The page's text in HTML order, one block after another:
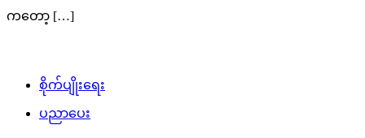
ကတော့ […]
စိုက်ပျိုးရေး
ပညာပေး